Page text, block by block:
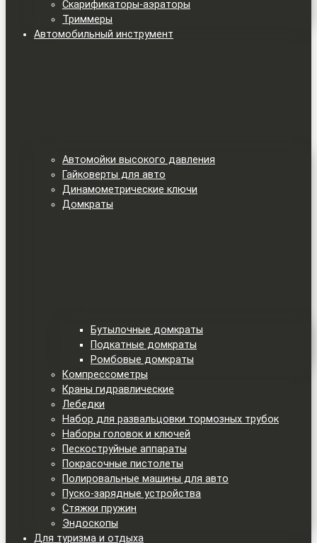
Скарификаторы-аэраторы
Триммеры
Автомобильный инструмент
Автомойки высокого давления
Гайковерты для авто
Динамометрические ключи
Домкраты
Бутылочные домкраты
Подкатные домкраты
Ромбовые домкраты
Компрессометры
Краны гидравлические
Лебедки
Набор для развальцовки тормозных трубок
Наборы головок и ключей
Пескоструйные аппараты
Покрасочные пистолеты
Полировальные машины для авто
Пуско-зарядные устройства
Стяжки пружин
Эндоскопы
Для туризма и отдыха